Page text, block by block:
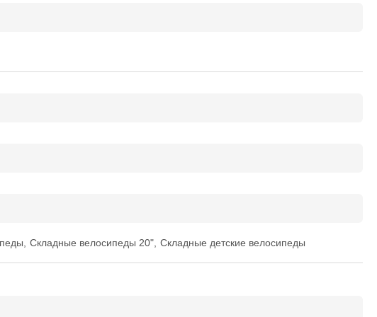
Складные велосипеды 20" Складные детские велосипеды